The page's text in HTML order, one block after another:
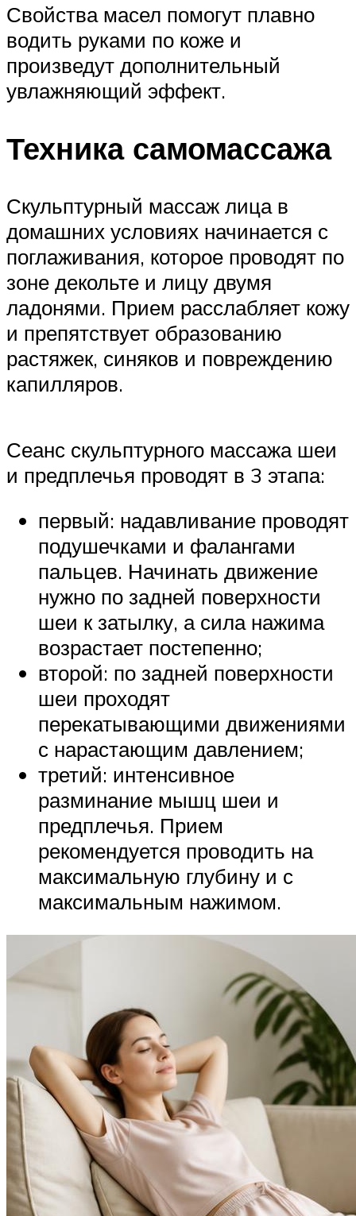
Свойства масел помогут плавно
водить руками по коже и
произведут дополнительный
увлажняющий эффект.
Техника самомассажа
Скульптурный массаж лица в
домашних условиях начинается с
поглаживания, которое проводят по
зоне декольте и лицу двумя
ладонями. Прием расслабляет кожу
и препятствует образованию
растяжек, синяков и повреждению
капилляров.
Сеанс скульптурного массажа шеи
и предплечья проводят в 3 этапа:
первый: надавливание проводят
подушечками и фалангами
пальцев. Начинать движение
нужно по задней поверхности
шеи к затылку, а сила нажима
возрастает постепенно;
второй: по задней поверхности
шеи проходят
перекатывающими движениями
с нарастающим давлением;
третий: интенсивное
разминание мышц шеи и
предплечья. Прием
рекомендуется проводить на
максимальную глубину и с
максимальным нажимом.